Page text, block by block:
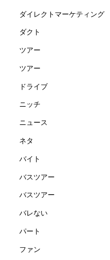
ダイレクトマーケティング
ダクト
ツアー
ツアー
ドライブ
ニッチ
ニュース
ネタ
バイト
バスツアー
バスツアー
バレない
パート
ファン